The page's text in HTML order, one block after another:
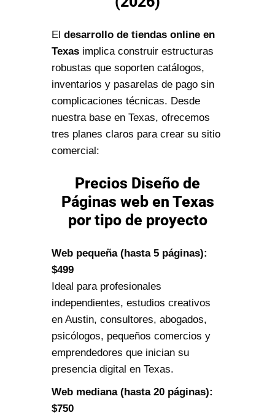
El desarrollo de tiendas online en
Texas implica construir estructuras
robustas que soporten catálogos,
inventarios y pasarelas de pago sin
complicaciones técnicas. Desde
nuestra base en Texas, ofrecemos
tres planes claros para crear su sitio
comercial:
Precios Diseño de
Páginas web en Texas
por tipo de proyecto
Web pequeña (hasta 5 páginas):
$499
Ideal para profesionales
independientes, estudios creativos
en Austin, consultores, abogados,
psicólogos, pequeños comercios y
emprendedores que inician su
presencia digital en Texas.
Web mediana (hasta 20 páginas):
$750